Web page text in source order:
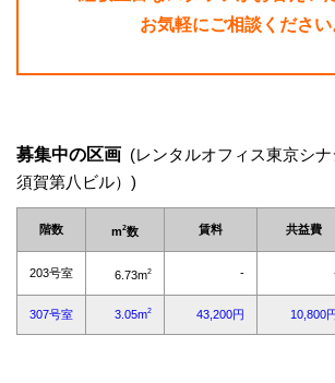
お気軽にご相談ください
募集中の区画 (レンタルオフィス東京シ
須賀第八ビル）)